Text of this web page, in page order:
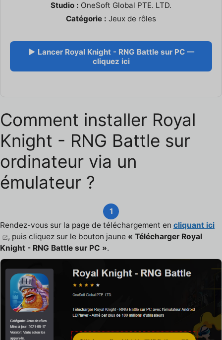
Studio : OneSoft Global PTE. LTD.
Catégorie : Jeux de rôles
▶ Lancer Royal Knight - RNG Battle sur PC —
cliquez ici
Comment installer Royal
Knight - RNG Battle sur
ordinateur via un
émulateur ?
1
Rendez-vous sur la page de téléchargement en cliquant ici
, puis cliquez sur le bouton jaune « Télécharger Royal
Knight - RNG Battle sur PC ».